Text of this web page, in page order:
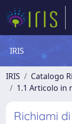
IRIS
IRIS Catalogo
1.1 Articolo in
Richiami